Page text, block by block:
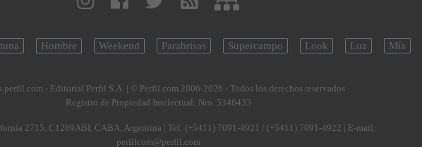
Hombre Weekend Parabrisas Supercampo Look Luz Mía
- Editorial Perfil S.A. | © Perfil.com 2006-2026 - Todos los derechos reservados
Registro de Propiedad Intelectual: Nro. 5346433
2715, C1289ABI, CABA, Argentina | Tel: (+5411) 7091-4921 / (+5411) 7091-4922 | E-mail:
perfilcom@perfil.com